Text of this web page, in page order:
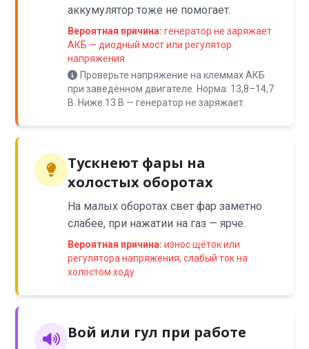
аккумулятор тоже не помогает.
Вероятная причина: генератор не заряжает
АКБ — диодный мост или регулятор
напряжения
Проверьте напряжение на клеммах АКБ
при заведённом двигателе. Норма: 13,8–14,7
В. Ниже 13 В — генератор не заряжает.
Тускнеют фары на
холостых оборотах
На малых оборотах свет фар заметно
слабее, при нажатии на газ — ярче.
Вероятная причина: износ щёток или
регулятора напряжения, слабый ток на
холостом ходу
Вой или гул при работе